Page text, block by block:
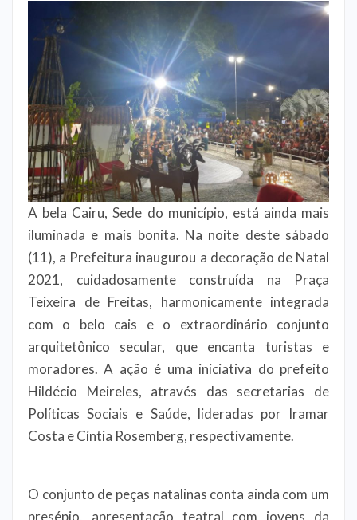
A bela Cairu, Sede do município, está ainda mais
iluminada e mais bonita. Na noite deste sábado
(11), a Prefeitura inaugurou a decoração de Natal
2021, cuidadosamente construída na Praça
Teixeira de Freitas, harmonicamente integrada
com o belo cais e o extraordinário conjunto
arquitetônico secular, que encanta turistas e
moradores. A ação é uma iniciativa do prefeito
Hildécio Meireles, através das secretarias de
Políticas Sociais e Saúde, lideradas por Iramar
Costa e Cíntia Rosemberg, respectivamente.
O conjunto de peças natalinas conta ainda com um